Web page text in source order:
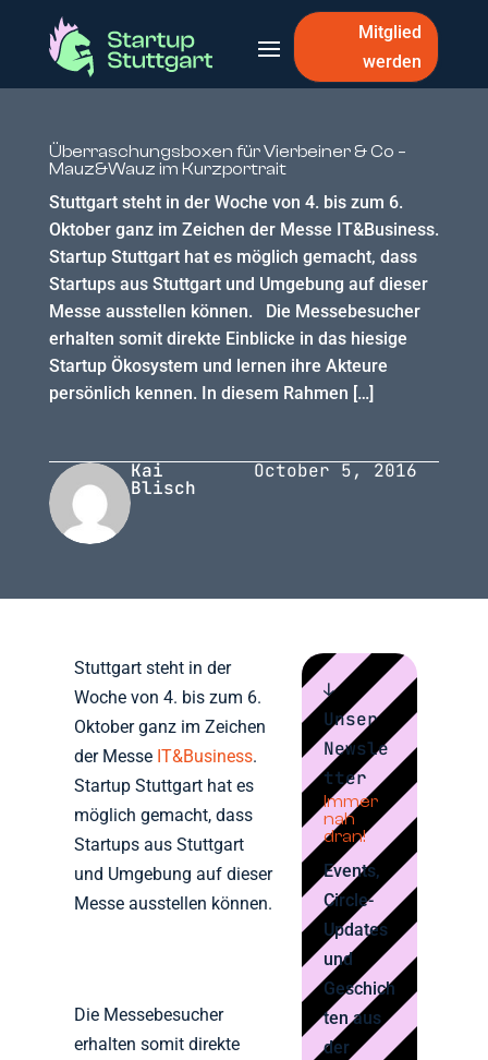
Mitglied
werden
Überraschungsboxen für Vierbeiner & Co –
Mauz&Wauz im Kurzportrait
Stuttgart steht in der Woche von 4. bis zum 6.
Oktober ganz im Zeichen der Messe IT&Business.
Startup Stuttgart hat es möglich gemacht, dass
Startups aus Stuttgart und Umgebung auf dieser
Messe ausstellen können. Die Messebesucher
erhalten somit direkte Einblicke in das hiesige
Startup Ökosystem und lernen ihre Akteure
persönlich kennen. In diesem Rahmen […]
Kai
Blisch
October 5, 2016
Stuttgart steht in der
Woche von 4. bis zum 6.
Oktober ganz im Zeichen
der Messe IT&Business.
Startup Stuttgart hat es
möglich gemacht, dass
Startups aus Stuttgart
und Umgebung auf dieser
Messe ausstellen können.
Die Messebesucher
erhalten somit direkte
↓
Unser
Newsle
tter
Immer
nah
dran!
Events,
Circle-
Updates
und
Geschich
ten aus
der